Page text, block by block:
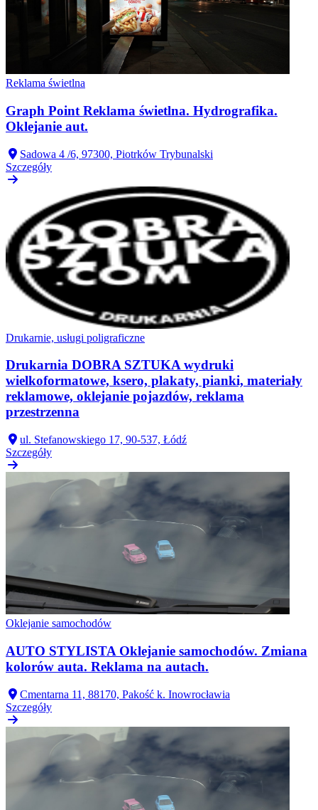
Reklama świetlna
Graph Point Reklama świetlna. Hydrografika.
Oklejanie aut.
Sadowa 4 /6, 97300, Piotrków Trybunalski
Szczegóły
Drukarnie, usługi poligraficzne
Drukarnia DOBRA SZTUKA wydruki
wielkoformatowe, ksero, plakaty, pianki, materiały
reklamowe, oklejanie pojazdów, reklama
przestrzenna
ul. Stefanowskiego 17, 90-537, Łódź
Szczegóły
Oklejanie samochodów
AUTO STYLISTA Oklejanie samochodów. Zmiana
kolorów auta. Reklama na autach.
Cmentarna 11, 88170, Pakość k. Inowrocławia
Szczegóły